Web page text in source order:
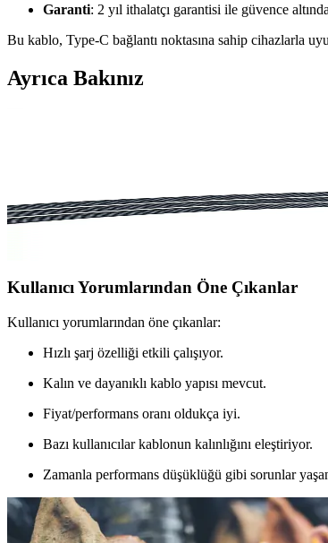
Garanti: 2 yıl ithalatçı garantisi ile güvence
Bu kablo, Type-C bağlantı noktasına sahip cihazlarla
Ayrıca Bakınız
Syrox C109 ve Woyax By Deji Hızlı Şarj
Syrox C109 ve Woyax By Deji kablolarının özelliklerini
Baseus Crystal Shine Serisi 100W Type-C
Baseus Crystal Shine Serisi 100W Type-C to Type-C
Kullanıcı Yorumlarından Öne Çıkanlar
Kullanıcı yorumlarından öne çıkanlar:
Hızlı şarj özelliği etkili çalışıyor.
Kalın ve dayanıklı kablo yapısı mevcut.
Fiyat/performans oranı oldukça iyi.
Bazı kullanıcılar kablonun kalınlığını eleştiriyor.
Zamanla performans düşüklüğü gibi sorunlar